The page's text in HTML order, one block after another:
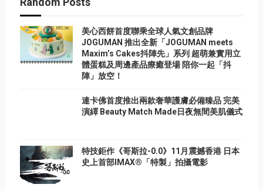
美心西餅首度聯乘全球人氣文創品牌
JOGUMAN 推出全新「JOGUMAN meets
Maxim’s Cakes抖陣先」系列 超萌兼實用立
體蛋糕及周邊產品療癒登場 陪你一起「抖
陣」放空！
連卡佛首度推出兩款奢華護膚必備臻品 完美
演繹 Beauty Match Made日夜無間美肌儀式
特技鉅作《哥斯拉-0.0》11月震撼香港 日本
史上首部IMAX®「特製」拍攝電影